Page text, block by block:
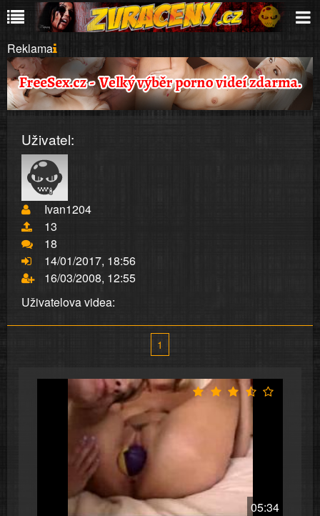
Reklama
Uživatel:
Ivan1204
13
18
14/01/2017, 18:56
16/03/2008, 12:55
Uživatelova videa:
1
05:34